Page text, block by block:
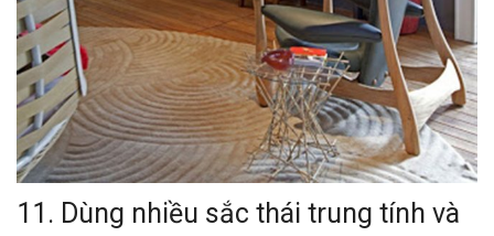
11. Dùng nhiều sắc thái trung tính và